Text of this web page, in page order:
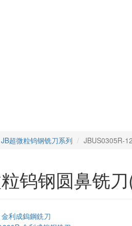
JB超微粒钨钢铣刀系列 JBUS0305R-
钨钢圆鼻铣